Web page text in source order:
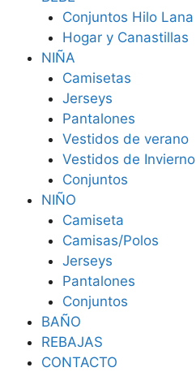
Conjuntos Hilo Lana
Hogar y Canastillas
NIÑA
Camisetas
Jerseys
Pantalones
Vestidos de verano
Vestidos de Invierno
Conjuntos
NIÑO
Camiseta
Camisas/Polos
Jerseys
Pantalones
Conjuntos
BAÑO
REBAJAS
CONTACTO